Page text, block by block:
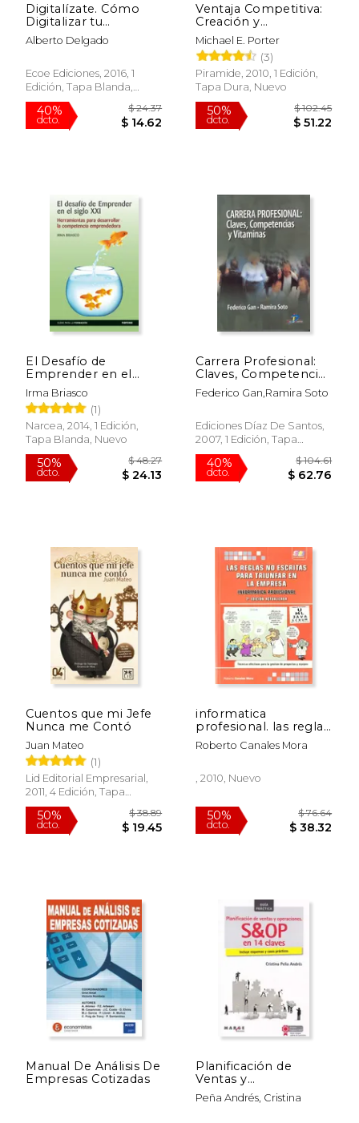
dcto. $ 24.13 dcto. $
50%
dcto.
15%
Digitalízate. Cómo
Digitalizar tu
Empresa
Alberto Delgado
Ecoe Ediciones, 2016, 1
Edición, Tapa Blanda,
Nuevo
Ventaja Competitiva:
Creación y
Sostenibilidad de un
Rendimiento
Superior
Michael E. Porter
(3)
Piramide, 2010, 1 Edición,
Tapa Dura, Nuevo
El Desafío de
Emprender en el
Siglo Xxi:
Herramientas Para
Desarrollar la
Competencia
Emprendedora
Irma Briasco
(1)
Narcea, 2014, 1 Edición,
Tapa Blanda, Nuevo
Carrera Profesional:
Claves, Competencias
y Vitaminas
Federico Gan,Ramira Soto
Ediciones Díaz De Santos,
2007, 1 Edición, Tapa
Blanda, Nuevo
Cuentos que mi Jefe
Nunca me Contó
Juan Mateo
(1)
Lid Editorial Empresarial,
2011, 4 Edición, Tapa
Blanda,Usado
informatica
profesional. las reglas
no escritas para
triunfar en la
Roberto Canales Mora
, 2010, Nuevo
Manual De Análisis De
Empresas Cotizadas
Planificación de
Ventas y
Operaciones. S&Op
en 14 Claves: 0
Peña Andrés, Cristina